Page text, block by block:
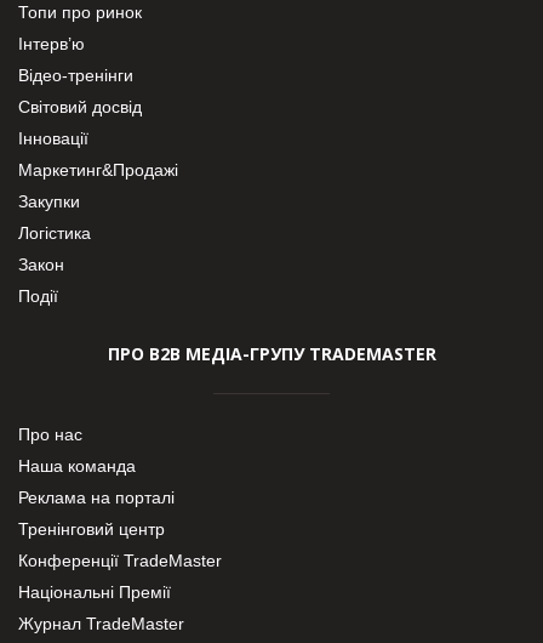
Топи про ринок
Інтерв’ю
Відео-тренінги
Світовий досвід
Інновації
Маркетинг&Продажі
Закупки
Логістика
Закон
Події
ПРО В2В МЕДІА-ГРУПУ TRADEMASTER
Про нас
Наша команда
Реклама на порталі
Тренінговий центр
Конференції TradeMaster
Національні Премії
Журнал TradeMaster